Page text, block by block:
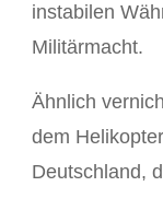
instabilen
Militärmacht.
Ähnlich
dem
Deutschland,